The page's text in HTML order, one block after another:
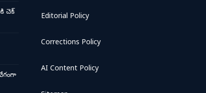
చెక్
Editorial Policy
Corrections Policy
AI Content Policy